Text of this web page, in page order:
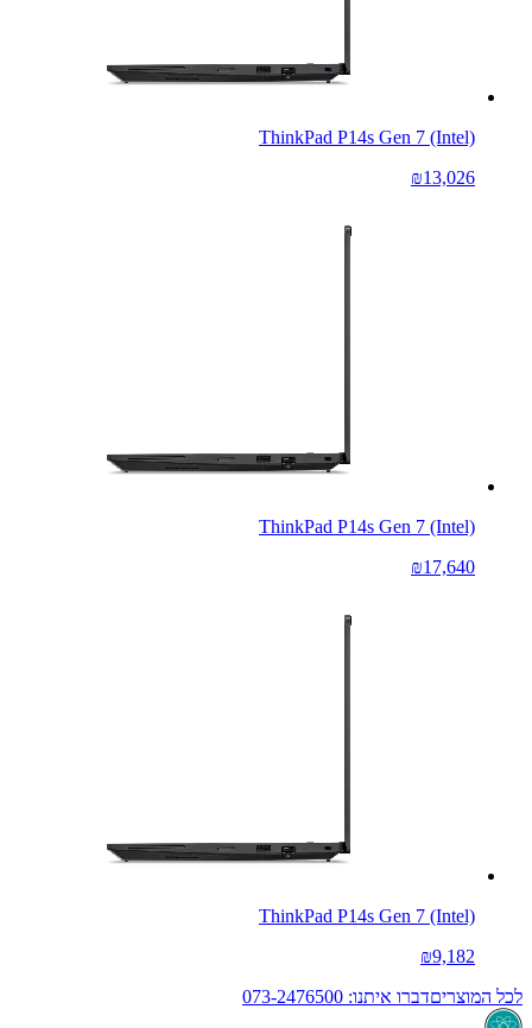
ThinkPad P14s Gen 7 (Intel)
₪13,026
ThinkPad P14s Gen 7 (Intel)
₪17,640
ThinkPad P14s Gen 7 (Intel)
₪9,182
לכל המוצריםדברו איתנו: 073-2476500